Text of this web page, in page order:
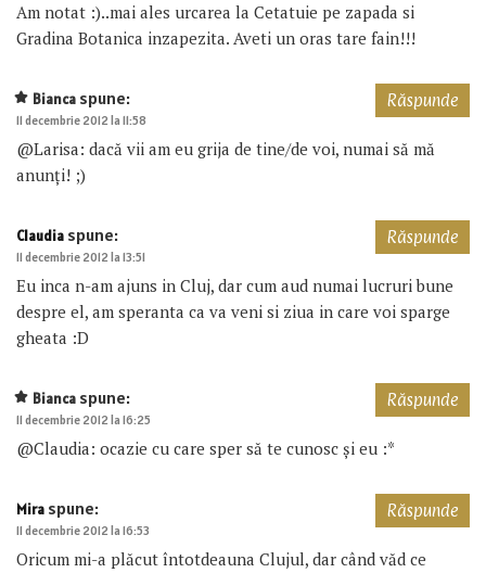
Am notat :)..mai ales urcarea la Cetatuie pe zapada si
Gradina Botanica inzapezita. Aveti un oras tare fain!!!
Bianca spune:
11 decembrie 2012 la 11:58
@Larisa: dacă vii am eu grija de tine/de voi, numai să mă
anunți! ;)
Răspunde
Claudia spune:
11 decembrie 2012 la 13:51
Eu inca n-am ajuns in Cluj, dar cum aud numai lucruri bune
despre el, am speranta ca va veni si ziua in care voi sparge
gheata :D
Răspunde
Bianca spune:
11 decembrie 2012 la 16:25
@Claudia: ocazie cu care sper să te cunosc și eu :*
Răspunde
Mira spune:
11 decembrie 2012 la 16:53
Oricum mi-a plăcut întotdeauna Clujul, dar când văd ce
Răspunde